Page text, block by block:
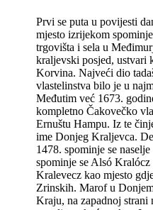
Prvi se puta u povijesti
mjesto izrijekom
trgovišta i sela u
kraljevski posjed, ustvari
Korvina. Najveći dio
vlastelinstva bilo je u
Međutim već 1673.
kompletno Čakovečko
Ernuštu Hampu. Iz te
ime Donjeg Kraljevca.
1478. spominje se
spominje se Alsó
Kralevecz kao mjesto
Zrinskih. Marof u
Kraju, na zapadnoj strani